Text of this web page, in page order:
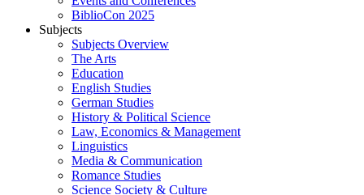
BiblioCon 2025
Subjects
Subjects Overview
The Arts
Education
English Studies
German Studies
History & Political Science
Law, Economics & Management
Linguistics
Media & Communication
Romance Studies
Science Society & Culture